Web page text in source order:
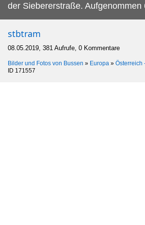
der Siebererstraße. Aufgenommen
stbtram
08.05.2019, 381 Aufrufe, 0 Kommentare
Bilder und Fotos von Bussen » Europa » Österreich
ID 171557